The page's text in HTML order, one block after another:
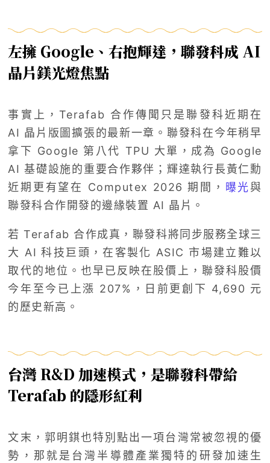
左擁 Google、右抱輝達，聯發科成 AI
晶片鎂光燈焦點
事實上，Terafab 合作傳聞只是聯發科近期在
AI 晶片版圖擴張的最新一章。聯發科在今年稍早
拿下 Google 第八代 TPU 大單，成為 Google
AI 基礎設施的重要合作夥伴；輝達執行長黃仁勳
近期更有望在 Computex 2026 期間， 曝光與
聯發科合作開發的邊緣裝置 AI 晶片。
若 Terafab 合作成真，聯發科將同步服務全球三
大 AI 科技巨頭，在客製化 ASIC 市場建立難以
取代的地位。也早已反映在股價上，聯發科股價
今年至今已上漲 207%，日前更創下 4,690 元
的歷史新高。
台灣 R&D 加速模式，是聯發科帶給
Terafab 的隱形紅利
文末，郭明錤也特別點出一項台灣常被忽視的優
勢，那就是台灣半導體產業獨特的研發加速生